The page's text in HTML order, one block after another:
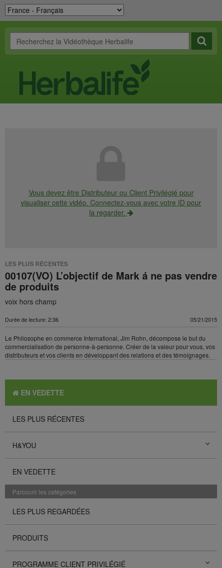
Vous devez être Distributeur ou Client Privilégié pour
visualiser cette vidéo. Connectez-vous avec votre ID pour
la regarder.
LES PLUS RÉCENTES
00107(VO) L’objectif de Mark á ne pas vendre
de produits
voix hors champ
Durée de lecture: 2:36 05/21/2015
Le Philosophe en commerce International, Jim Rohn, décompose le but du
commercialisation de personne-à-personne. Créer de la valeur pour vous, vos
distributeurs et vos clients en développant des relations et des témoignages.
EN VEDETTE
LES PLUS RÉCENTES
H&YOU
EN VEDETTE
Parcourir les catégories
LES PLUS REGARDÉES
PRODUITS
PROGRAMME CLIENT PRIVILÉGIÉ